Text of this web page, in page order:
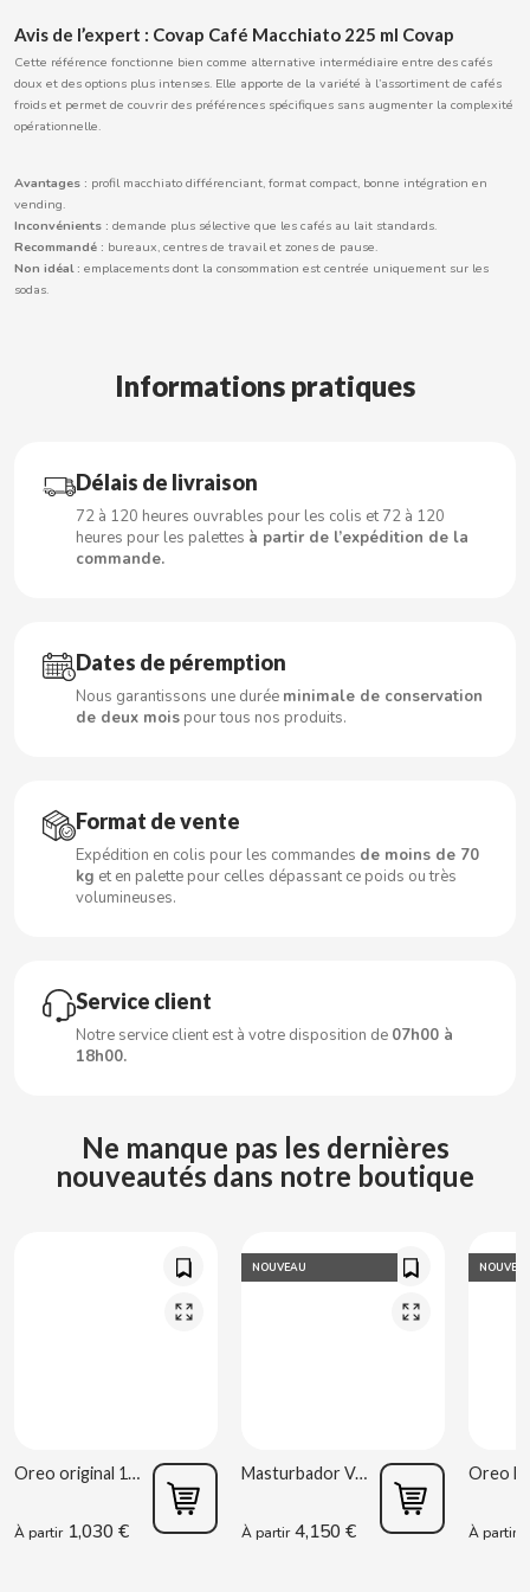
CASAMAYOR
CERDÁN CARAMELOS
CHAMP HIGH
CHEETOS
CHOCOLATES VALOR
CIGALA
CLIX
COCACOLA
COLA CAO
COMO KOMO
CONTROL
COVAP
CYCLONES CLEAR
D
Avis de l’expert : Covap Café Macchiato 225 ml Covap
Cette référence fonctionne bien comme alternative intermédiaire entre des cafés
doux et des options plus intenses. Elle apporte de la variété à l’assortiment de cafés
froids et permet de couvrir des préférences spécifiques sans augmenter la complexité
opérationnelle.
Avantages : profil macchiato différenciant, format compact, bonne intégration en
vending.
Inconvénients : demande plus sélective que les cafés au lait standards.
Recommandé : bureaux, centres de travail et zones de pause.
Non idéal : emplacements dont la consommation est centrée uniquement sur les
sodas.
Informations pratiques
Délais de livraison
72 à 120 heures ouvrables pour les colis et 72 à 120
heures pour les palettes à partir de l’expédition de la
commande.
Dates de péremption
Nous garantissons une durée minimale de conservation
de deux mois pour tous nos produits.
Format de vente
Expédition en colis pour les commandes de moins de 70
kg et en palette pour celles dépassant ce poids ou très
volumineuses.
Service client
Notre service client est à votre disposition de 07h00 à
18h00.
Ne manque pas les dernières
nouveautés dans notre boutique
Oreo original 176g
À partir1,030 €
NOUVEAU
Masturbador Vagina Estela Galáctica
À partir4,150 € À partir